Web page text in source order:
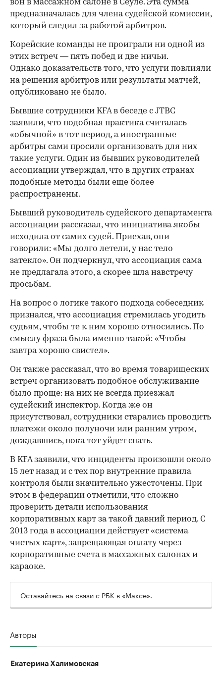
вон в массажном салоне в Сеуле. Эта сумма
предназначалась для члена судейской комиссии,
который следил за работой арбитров.
Корейские команды не проиграли ни одной из
этих встреч — пять побед и две ничьи.
Однако доказательств того, что услуги повлияли
на решения арбитров или результаты матчей,
опубликовано не было.
Бывшие сотрудники KFA в беседе с JTBC
заявили, что подобная практика считалась
«обычной» в тот период, а иностранные
арбитры сами просили организовать для них
такие услуги. Один из бывших руководителей
ассоциации утверждал, что в других странах
подобные методы были еще более
распространены.
Бывший руководитель судейского департамента
ассоциации рассказал, что инициатива якобы
исходила от самих судей. Приехав, они
говорили: «Мы долго летели, у нас тело
затекло». Он подчеркнул, что ассоциация сама
не предлагала этого, а скорее шла навстречу
просьбам.
На вопрос о логике такого подхода собеседник
признался, что ассоциация стремилась угодить
судьям, чтобы те к ним хорошо относились. По
смыслу фраза была именно такой: «Чтобы
завтра хорошо свистел».
Он также рассказал, что во время товарищеских
встреч организовать подобное обслуживание
было проще: на них не всегда приезжал
судейский инспектор. Когда же он
присутствовал, сотрудники старались проводить
платежи около полуночи или ранним утром,
дождавшись, пока тот уйдет спать.
В KFA заявили, что инциденты произошли около
15 лет назад и с тех пор внутренние правила
контроля были значительно ужесточены. При
этом в федерации отметили, что сложно
проверить детали использования
корпоративных карт за такой давний период. С
2013 года в ассоциации действует «система
чистых карт», запрещающая оплату через
корпоративные счета в массажных салонах и
караоке.
Оставайтесь на связи с РБК в «Максе».
Авторы
Екатерина Халимовская